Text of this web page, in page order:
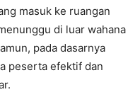
masuk ke ruangan
di luar wahana
pada dasarnya
peserta efektif dan